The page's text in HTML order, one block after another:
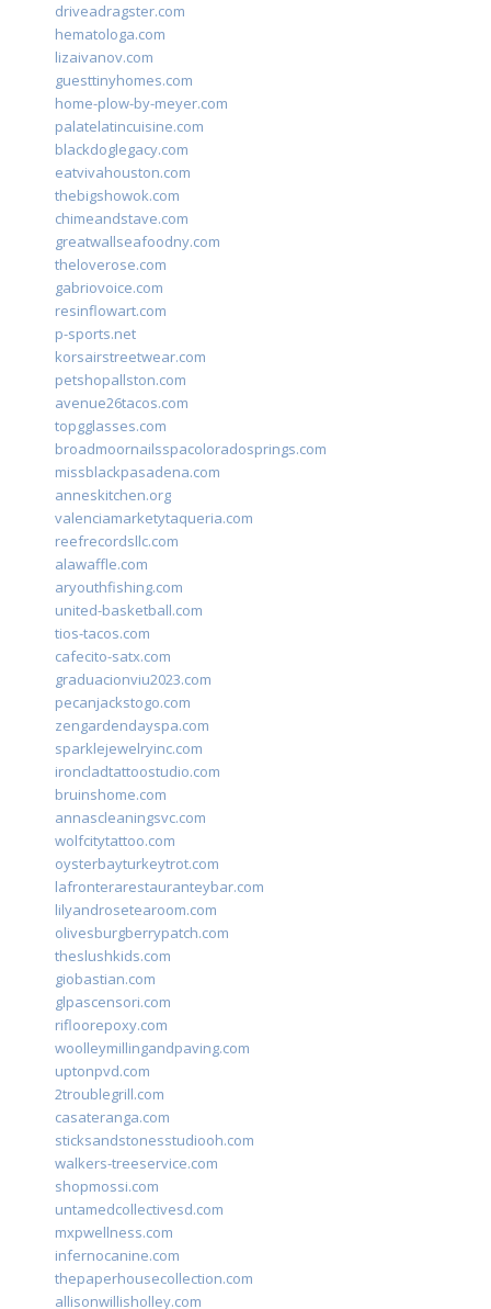
driveadragster.com
hematologa.com
lizaivanov.com
guesttinyhomes.com
home-plow-by-meyer.com
palatelatincuisine.com
blackdoglegacy.com
eatvivahouston.com
thebigshowok.com
chimeandstave.com
greatwallseafoodny.com
theloverose.com
gabriovoice.com
resinflowart.com
p-sports.net
korsairstreetwear.com
petshopallston.com
avenue26tacos.com
topgglasses.com
broadmoornailsspacoloradosprings.com
missblackpasadena.com
anneskitchen.org
valenciamarketytaqueria.com
reefrecordsllc.com
alawaffle.com
aryouthfishing.com
united-basketball.com
tios-tacos.com
cafecito-satx.com
graduacionviu2023.com
pecanjackstogo.com
zengardendayspa.com
sparklejewelryinc.com
ironcladtattoostudio.com
bruinshome.com
annascleaningsvc.com
wolfcitytattoo.com
oysterbayturkeytrot.com
lafronterarestauranteybar.com
lilyandrosetearoom.com
olivesburgberrypatch.com
theslushkids.com
giobastian.com
glpascensori.com
rifloorepoxy.com
woolleymillingandpaving.com
uptonpvd.com
2troublegrill.com
casateranga.com
sticksandstonesstudiooh.com
walkers-treeservice.com
shopmossi.com
untamedcollectivesd.com
mxpwellness.com
infernocanine.com
thepaperhousecollection.com
allisonwillisholley.com